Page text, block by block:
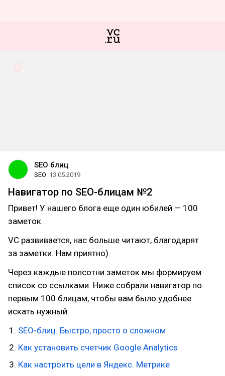
SEO блиц
SEO 13.05.2019
Навигатор по SEO-блицам №2
Привет! У нашего блога еще один юбилей — 100
заметок.
VC развивается, нас больше читают, благодарят
за заметки. Нам приятно)
Через каждые полсотни заметок мы формируем
список со ссылками. Ниже собрали навигатор по
первым 100 блицам, чтобы вам было удобнее
искать нужный.
SEO-блиц. Быстро, просто о сложном
Как установить счетчик Google Analytics
Как настроить цели в Яндекс. Метрике